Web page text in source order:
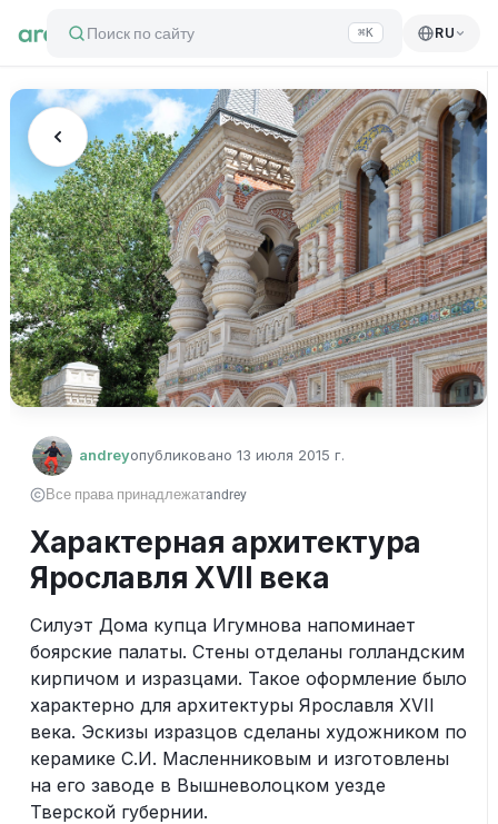
Поиск по сайту ⌘K RU
andreyопубликовано 13 июля 2015 г.
Все права принадлежатandrey
Характерная архитектура
Ярославля XVII века
Силуэт Дома купца Игумнова напоминает
боярские палаты. Стены отделаны голландским
кирпичом и изразцами. Такое оформление было
характерно для архитектуры Ярославля XVII
века. Эскизы изразцов сделаны художником по
керамике С.И. Масленниковым и изготовлены
на его заводе в Вышневолоцком уезде
Тверской губернии.